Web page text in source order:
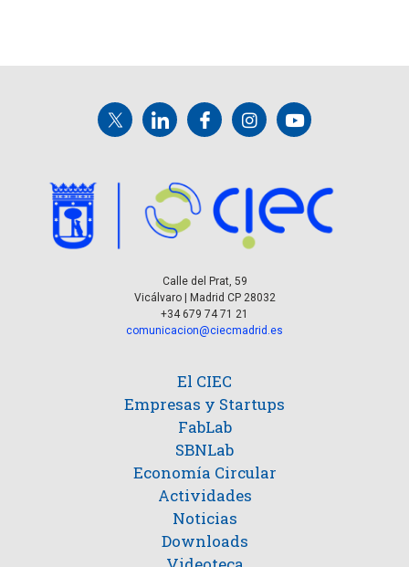
Calle del Prat, 59
Vicálvaro | Madrid CP 28032
+34 679 74 71 21
comunicacion@ciecmadrid.es
El CIEC
Empresas y Startups
FabLab
SBNLab
Economía Circular
Actividades
Noticias
Downloads